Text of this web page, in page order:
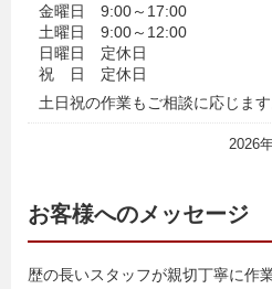
金曜日 9:00～17:00
土曜日 9:00～12:00
日曜日 定休日
祝 日 定休日
土日祝の作業もご相談に応じます
2026
お客様へのメッセージ
歴の長いスタッフが親切丁寧に作